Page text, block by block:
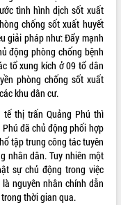
tình hình dịch sốt xuất
chống sốt xuất huyết
giải pháp như: Đẩy mạnh
động phòng chống bệnh
tổ xung kích ở 09 tổ dân
phòng chống sốt xuất
khu dân cư.
tế thị trấn Quảng Phú thì
đã chủ động phối hợp
tập trung công tác tuyên
nhân dân. Tuy nhiên một
sự chủ động trong việc
nguyên nhân chính dẫn
thời gian qua.